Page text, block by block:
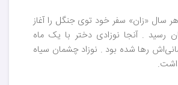
سال «زان» سفر خود توی جنگل را آغاز
رسید . آنجا نوزادی دختر با یک ماه
رها شده بود . نوزاد چشمان سیاه